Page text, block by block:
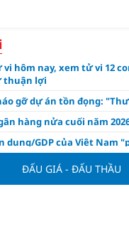
vi hôm nay, xem tử vi 12
thuận lợi
gỡ dự án tồn đọng:
hàng nửa cuối năm
dụng/GDP của Việt Nam
Tháp: Đấu giá 58.965
ĐẤU GIÁ - ĐẤU THẦU